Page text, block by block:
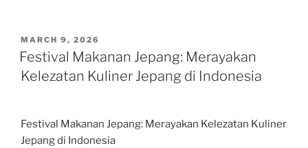
POSTED
ON
MARCH 9, 2026
Festival Makanan Jepang: Merayakan
Kelezatan Kuliner Jepang di Indonesia
Festival Makanan Jepang: Merayakan Kelezatan Kuliner
Jepang di Indonesia